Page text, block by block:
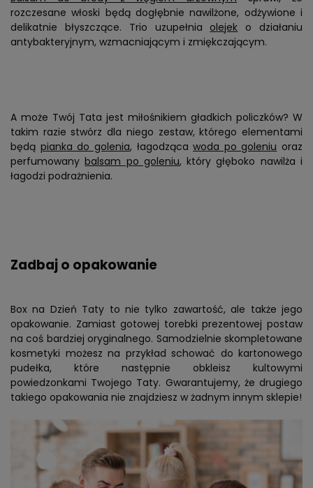
rozczesane włoski będą dogłębnie nawilżone, odżywione i
delikatnie błyszczące. Trio uzupełnia olejek o działaniu
antybakteryjnym, wzmacniającym i zmiękczającym.
A może Twój Tata jest miłośnikiem gładkich policzków? W
takim razie stwórz dla niego zestaw, którego elementami
będą pianka do golenia, łagodzącawoda po goleniu oraz
perfumowanybalsam po goleniu, który głęboko nawilża i
łagodzi podrażnienia.
Zadbaj o opakowanie
Box na Dzień Taty to nie tylko zawartość, ale także jego
opakowanie. Zamiast gotowej torebki prezentowej postaw
na coś bardziej oryginalnego. Samodzielnie skompletowane
kosmetyki możesz na przykład schować do kartonowego
pudełka, które następnie obkleisz kultowymi
powiedzonkami Twojego Taty. Gwarantujemy, że drugiego
takiego opakowania nie znajdziesz w żadnym innym sklepie!